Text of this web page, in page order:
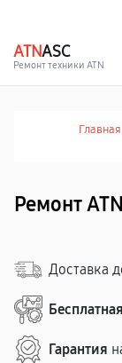
ATNASC
Ремонт техники ATN
Главная
Ремонт
Доставка
Гарантия